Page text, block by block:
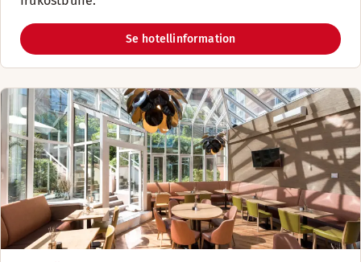
Se hotellinformation